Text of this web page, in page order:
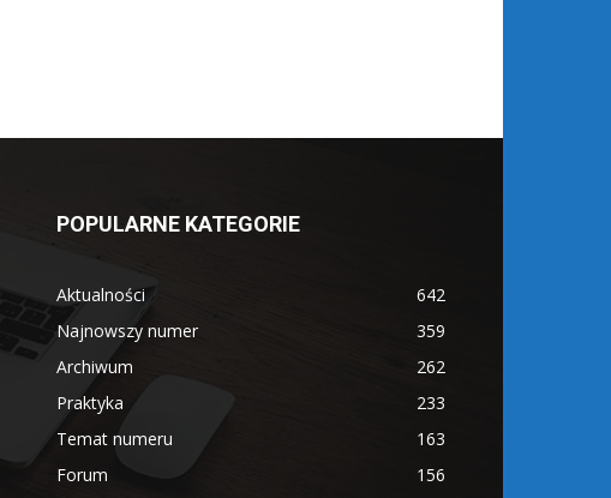
POPULARNE KATEGORIE
Aktualności
642
Najnowszy numer
359
Archiwum
262
Praktyka
233
Temat numeru
163
Forum
156